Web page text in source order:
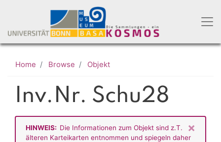
main
content
Home Browse Objekt
Inv.Nr. Schu28
×
HINWEIS: Die Informationen zum Objekt sind z.T.
älteren Karteikarten entnommen und spiegeln daher